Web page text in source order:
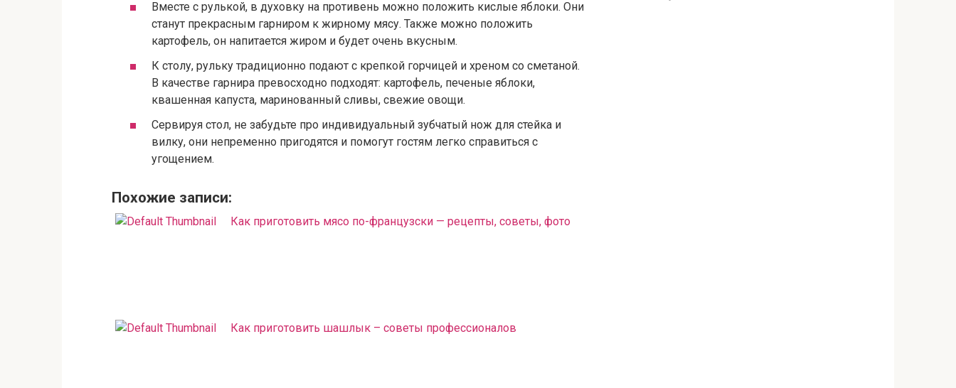
Вместе с рулькой, в духовку на противень можно положить кислые яблоки. Они
станут прекрасным гарниром к жирному мясу. Также можно положить
картофель, он напитается жиром и будет очень вкусным.
К столу, рульку традиционно подают с крепкой горчицей и хреном со сметаной.
В качестве гарнира превосходно подходят: картофель, печеные яблоки,
квашенная капуста, маринованный сливы, свежие овощи.
Сервируя стол, не забудьте про индивидуальный зубчатый нож для стейка и
вилку, они непременно пригодятся и помогут гостям легко справиться с
угощением.
Похожие записи:
Как приготовить мясо по-французски — рецепты, советы, фото
Как приготовить шашлык – советы профессионалов